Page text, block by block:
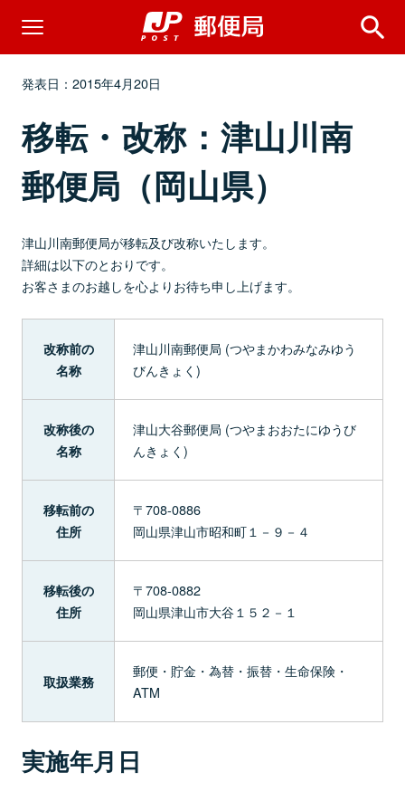
発表日：2015年4月20日
移転・改称：津山川南
郵便局（岡山県）
津山川南郵便局が移転及び改称いたします。
詳細は以下のとおりです。
お客さまのお越しを心よりお待ち申し上げます。
改称前の
名称
津山川南郵便局 (つやまかわみなみゆう
びんきょく)
改称後の
名称
津山大谷郵便局 (つやまおおたにゆうび
んきょく)
移転前の
住所
〒708-0886
岡山県津山市昭和町１－９－４
移転後の
住所
〒708-0882
岡山県津山市大谷１５２－１
取扱業務
郵便・貯金・為替・振替・生命保険・
ATM
実施年月日